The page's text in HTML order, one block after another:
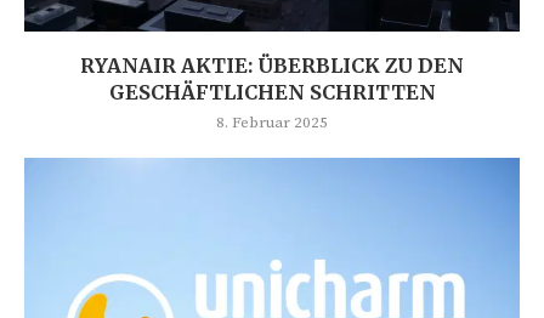
RYANAIR AKTIE: ÜBERBLICK ZU DEN
GESCHÄFTLICHEN SCHRITTEN
8. Februar 2025